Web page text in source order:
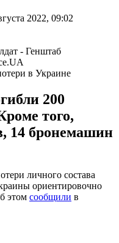
2022, 09:02
в Украине
200
того,
14 бронемашин
личного состава
ориентировочно
этом сообщили в